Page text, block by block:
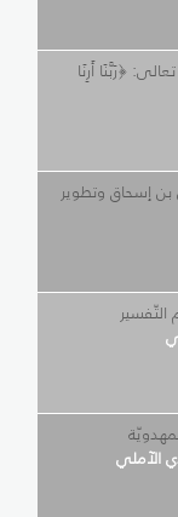
﴿رَبَّنَا أَرِنَا
بن إسحاق وتطوير
التّفسير
الآملي